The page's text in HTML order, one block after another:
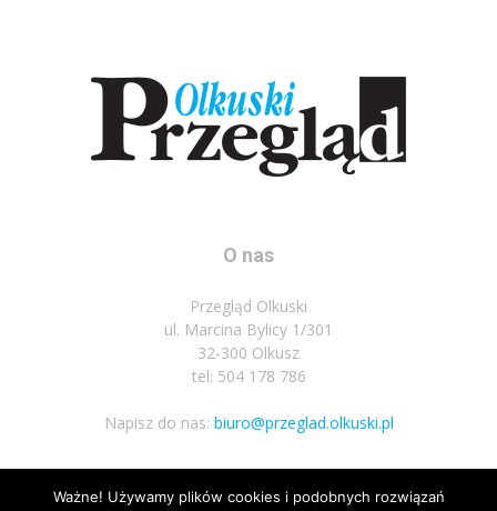
O nas
Przegląd Olkuski
ul. Marcina Bylicy 1/301
32-300 Olkusz
tel: 504 178 786
Napisz do nas: biuro@przeglad.olkuski.pl
Podążaj za nami
Ważne! Używamy plików cookies i podobnych rozwiązań